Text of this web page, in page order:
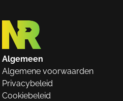
Algemeen
Algemene voorwaarden
Privacybeleid
Cookiebeleid